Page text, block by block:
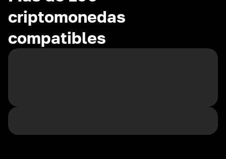
criptomonedas
compatibles